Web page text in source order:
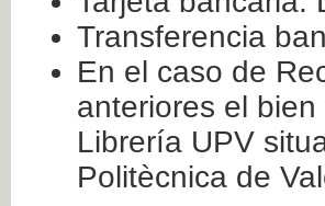
Transferencia
En el caso de
anteriores el
Librería UPV
Politècnica de